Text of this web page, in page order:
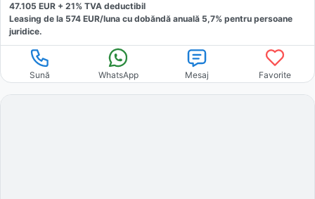
47.105 EUR + 21% TVA deductibil
Leasing de la 574 EUR/luna cu dobăndă anuală 5,7% pentru persoane
juridice.
Sună WhatsApp Mesaj Favorite